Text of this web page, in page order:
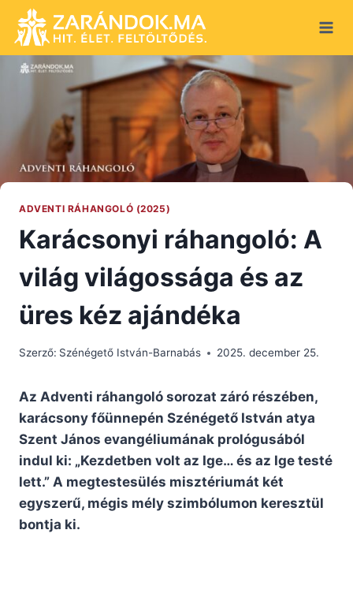
content
ADVENTI RÁHANGOLÓ (2025)
Karácsonyi ráhangoló: A
világ világossága és az
üres kéz ajándéka
Szerző: Szénégető István-Barnabás 2025. december 25.
Az Adventi ráhangoló sorozat záró részében,
karácsony főünnepén Szénégető István atya
Szent János evangéliumának prológusából
indul ki: „Kezdetben volt az Ige… és az Ige testé
lett.” A megtestesülés misztériumát két
egyszerű, mégis mély szimbólumon keresztül
bontja ki.